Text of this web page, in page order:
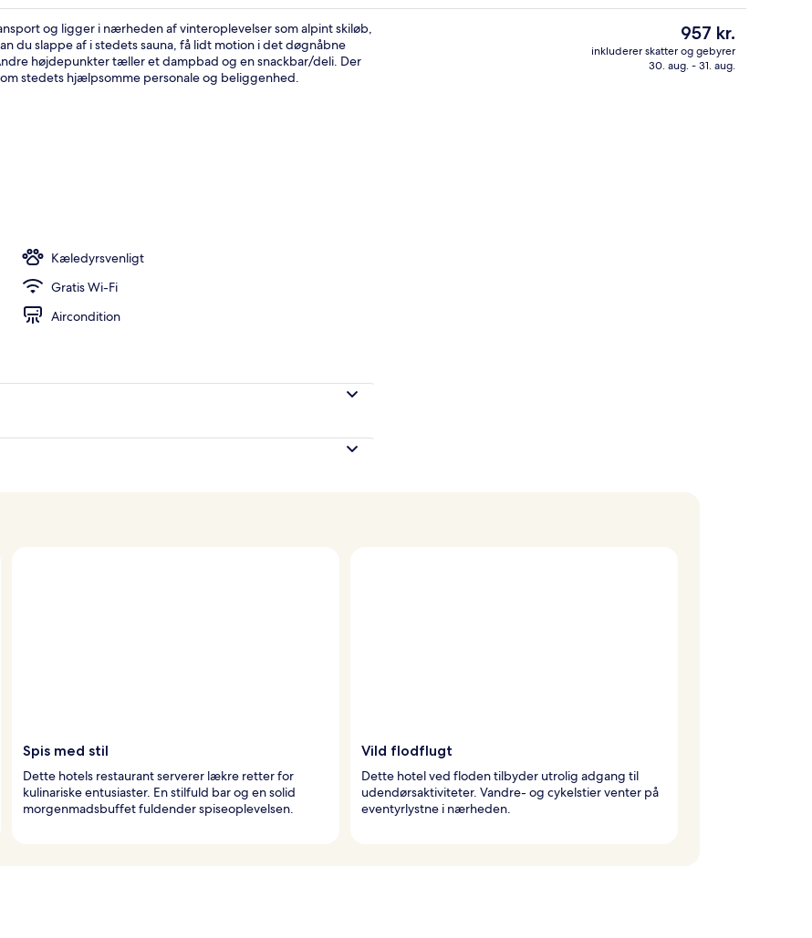
Fitnessfaciliteter
og ligger i nærheden af vinteroplevelser som alpint skiløb,
du slappe af i stedets sauna, få lidt motion i det døgnåbne
højdepunkter tæller et dampbad og en snackbar/deli. Der
stedets hjælpsomme personale og beliggenhed.
Kæledyrsvenligt
Gratis Wi-Fi
Aircondition
Den
nuværende
pris
957 kr.
inkluderer skatter og gebyrer
30. aug. - 31. aug.
Spis med stil
Dette hotels restaurant serverer lækre retter for
kulinariske entusiaster. En stilfuld bar og en solid
morgenmadsbuffet fuldender spiseoplevelsen.
Vild flodflugt
Dette hotel ved floden tilbyder utrolig adgang til
udendørsaktiviteter. Vandre- og cykelstier venter på
eventyrlystne i nærheden.